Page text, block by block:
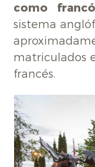
como
sistema
matriculados
francés.